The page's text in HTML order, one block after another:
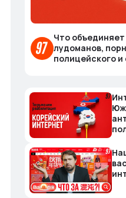
Что
лудоманов,
полицейского и